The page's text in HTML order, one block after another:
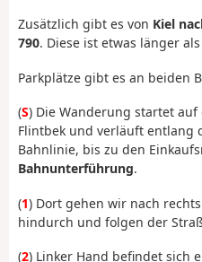
Zusätzlich gibt es von Kiel
790. Diese ist etwas länger
Parkplätze gibt es an beiden
(S) Die Wanderung startet
Flintbek und verläuft entlang
Bahnlinie, bis zu den
Bahnunterführung.
(1) Dort gehen wir nach
hindurch und folgen der
(2) Linker Hand befindet sich